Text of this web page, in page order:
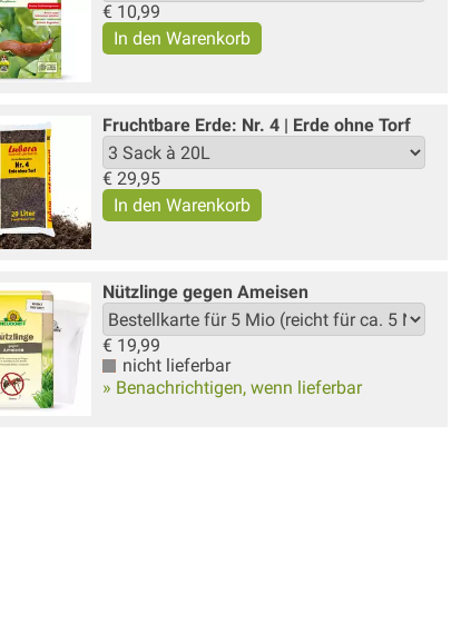
€ 10,99
Fruchtbare Erde: Nr. 4 | Erde ohne Torf
€ 29,95
Nützlinge gegen Ameisen
€ 19,99
nicht lieferbar
» Benachrichtigen, wenn lieferbar